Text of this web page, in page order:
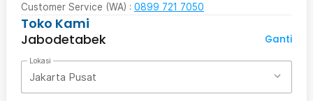
Customer Service (WA) : 0899 721 7050
Toko Kami
Jabodetabek
Ganti
Lokasi
Jakarta Pusat